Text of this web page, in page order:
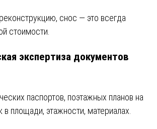
снос — это всегда
стоимости.
экспертиза документов
паспортов, поэтажных планов на
площади, этажности, материалах.